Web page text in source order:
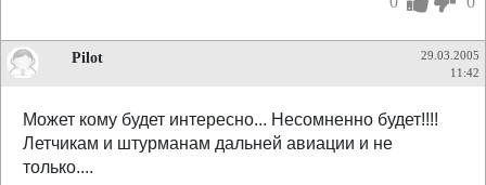
Pilot
29.03.2005
11:42
Может кому будет интересно... Несомненно будет!!!!
Летчикам и штурманам дальней авиации и не
только....